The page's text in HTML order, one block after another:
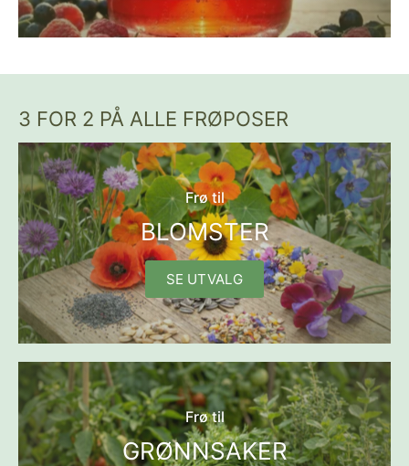
3 FOR 2 PÅ ALLE FRØPOSER
Frø til
BLOMSTER
SE UTVALG
Frø til
GRØNNSAKER